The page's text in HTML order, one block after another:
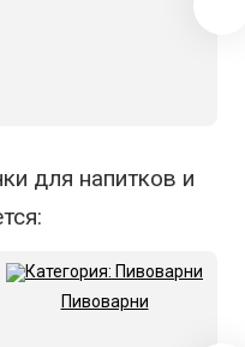
для напитков и
Пивоварни